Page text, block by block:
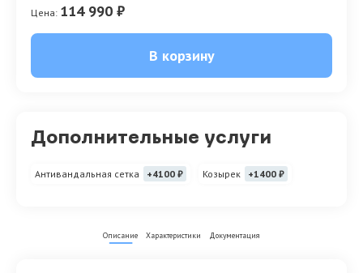
Цена: 114 990 ₽
В корзину
Дополнительные услуги
Антивандальная сетка +4100 ₽ Козырек +1400 ₽
Описание Характеристики Документация